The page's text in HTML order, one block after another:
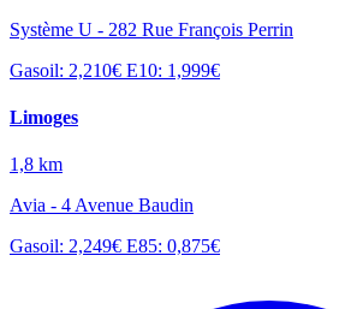
Système U - 282 Rue François Perrin
Gasoil: 2,210€ E10: 1,999€
Limoges
1,8 km
Avia - 4 Avenue Baudin
Gasoil: 2,249€ E85: 0,875€